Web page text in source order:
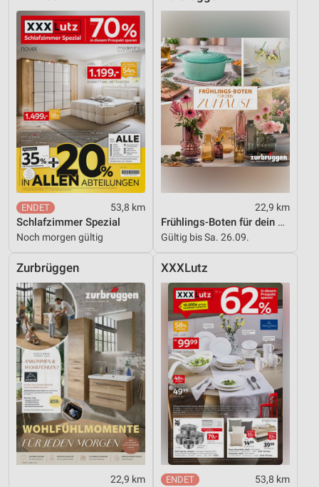
53,8 km
Schlafzimmer Spezial
Noch morgen gültig
22,9 km
Frühlings-Boten für dein Zuhause
Gültig bis Sa. 26.09.
Zurbrüggen
22,9 km
XXXLutz
53,8 km